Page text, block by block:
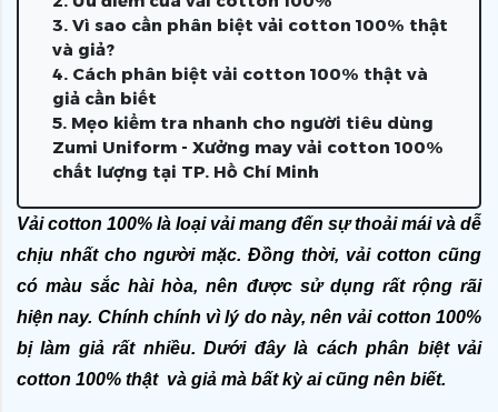
3. Vì sao cần phân biệt vải cotton 100% thật
và giả?
4. Cách phân biệt vải cotton 100% thật và
giả cần biết
5. Mẹo kiểm tra nhanh cho người tiêu dùng
Zumi Uniform - Xưởng may vải cotton 100%
chất lượng tại TP. Hồ Chí Minh
Vải cotton 100% là loại vải mang đến sự thoải mái và dễ
chịu nhất cho người mặc. Đồng thời, vải cotton cũng
có màu sắc hài hòa, nên được sử dụng rất rộng rãi
hiện nay. Chính chính vì lý do này, nên vải cotton 100%
bị làm giả rất nhiều. Dưới đây là cách phân biệt vải
cotton 100% thật  và giả mà bất kỳ ai cũng nên biết.